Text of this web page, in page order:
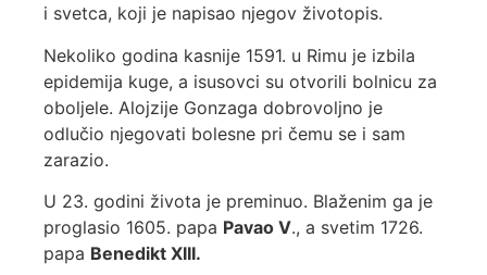
i svetca, koji je napisao njegov životopis.
Nekoliko godina kasnije 1591. u Rimu je izbila
epidemija kuge, a isusovci su otvorili bolnicu za
oboljele. Alojzije Gonzaga dobrovoljno je
odlučio njegovati bolesne pri čemu se i sam
zarazio.
U 23. godini života je preminuo. Blaženim ga je
proglasio 1605. papa Pavao V., a svetim 1726.
papa Benedikt XIII.